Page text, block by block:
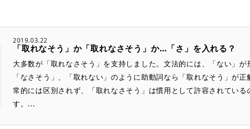
2019.03.22
「取れなそう」か「取れなさそう」か…「さ」を入れる？
大多数が「取れなさそう」を支持しました。文法的には、「ない」が
「なさそう」、「取れない」のように助動詞なら「取れなそう」が正
常的には区別されず、「取れなさそう」は慣用として許容されている
す。...